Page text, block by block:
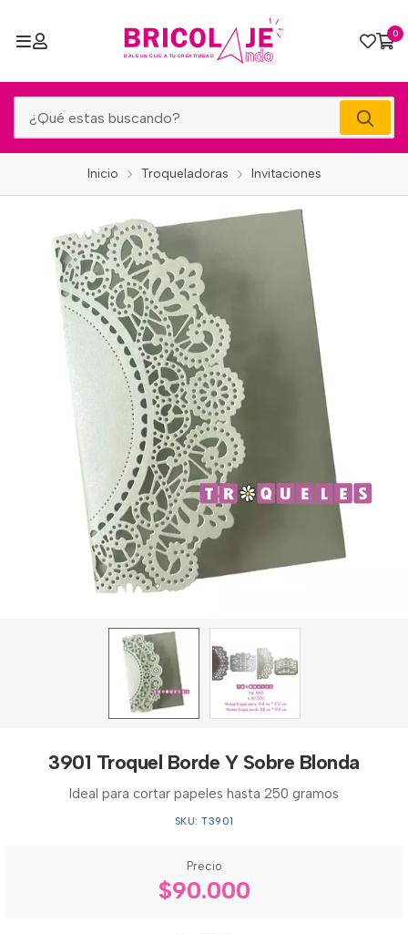
0
Inicio Troqueladoras Invitaciones
3901 Troquel Borde Y Sobre Blonda
Ideal para cortar papeles hasta 250 gramos
SKU: T3901
Precio
$90.000